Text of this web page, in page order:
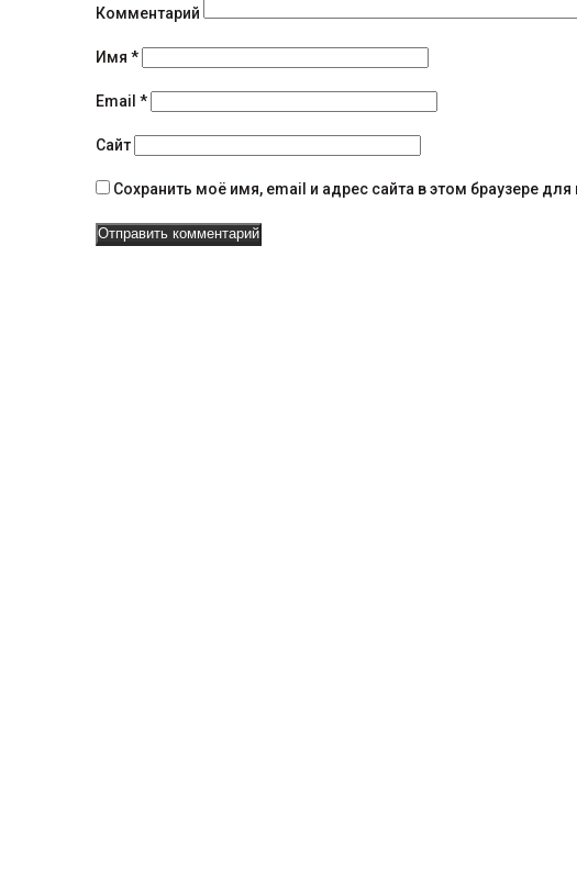
и
я
н
а
в
и
г
Комментарий
Имя *
Email *
Сайт
Сохранить моё имя, email и адрес сайта в этом браузере